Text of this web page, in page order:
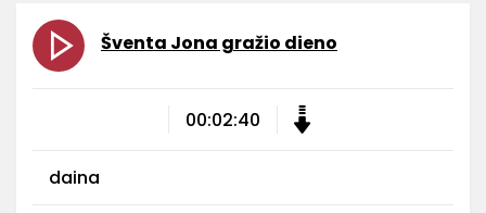
Šventa Jona gražio dieno
00:02:40
daina